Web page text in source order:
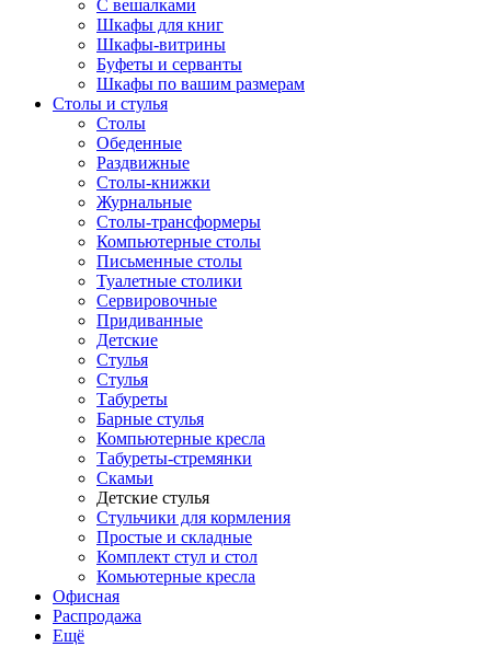
С вешалками
Шкафы для книг
Шкафы-витрины
Буфеты и серванты
Шкафы по вашим размерам
Столы и стулья
Столы
Обеденные
Раздвижные
Столы-книжки
Журнальные
Столы-трансформеры
Компьютерные столы
Письменные столы
Туалетные столики
Сервировочные
Придиванные
Детские
Стулья
Стулья
Табуреты
Барные стулья
Компьютерные кресла
Табуреты-стремянки
Скамьи
Детские стулья
Стульчики для кормления
Простые и складные
Комплект стул и стол
Комьютерные кресла
Офисная
Распродажа
Eщё